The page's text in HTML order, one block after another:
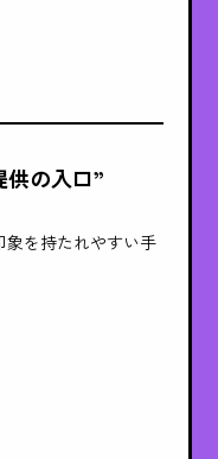
供の入口”
を持たれやすい手